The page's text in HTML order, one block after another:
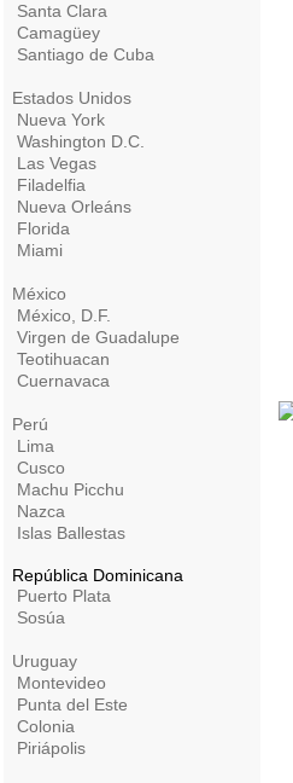
Santa Clara
Camagüey
Santiago de Cuba
Estados Unidos
Nueva York
Washington D.C.
Las Vegas
Filadelfia
Nueva Orleáns
Florida
Miami
México
México, D.F.
Virgen de Guadalupe
Teotihuacan
Cuernavaca
Perú
Lima
Cusco
Machu Picchu
Nazca
Islas Ballestas
República Dominicana
Puerto Plata
Sosúa
Uruguay
Montevideo
Punta del Este
Colonia
Piriápolis